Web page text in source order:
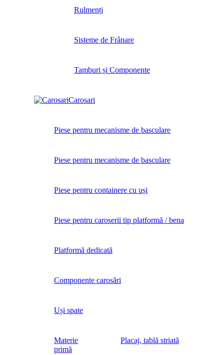
Rulmenți
Sisteme de Frânare
Tamburi și Componente
Carosari
Piese pentru mecanisme de basculare
Piese pentru mecanisme de basculare
Piese pentru containere cu uși
Piese pentru caroserii tip platformă / bena
Platformă dedicată
Componente carosări
Uși spate
Materie
primă
Placaj, tablă striată